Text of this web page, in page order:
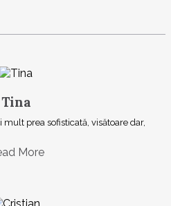
Tina
prea sofisticată, visătoare dar,
More